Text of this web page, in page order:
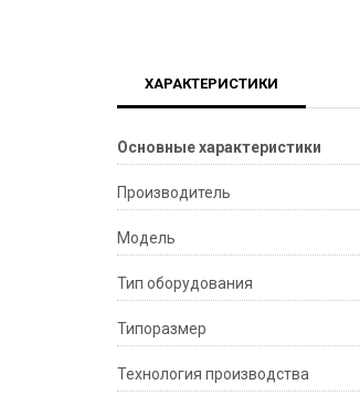
ХАРАКТЕРИСТИКИ
Основные характеристики
Производитель
Модель
Тип оборудования
Типоразмер
Технология производства